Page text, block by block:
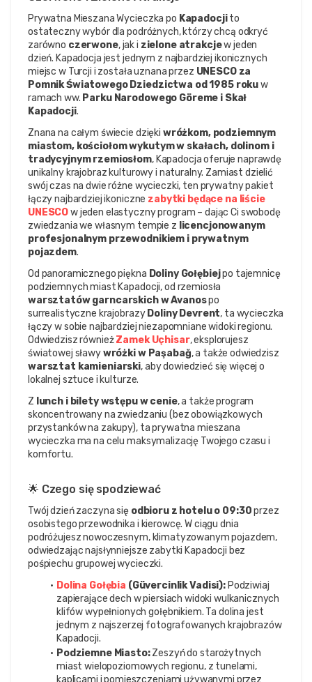
Prywatna Mieszana Wycieczka po Kapadocji to
ostateczny wybór dla podróżnych, którzy chcą odkryć
zarówno czerwone, jak i zielone atrakcje w jeden
dzień. Kapadocja jest jednym z najbardziej ikonicznych
miejsc w Turcji i została uznana przez UNESCO za
Pomnik Światowego Dziedzictwa od 1985 roku w
ramach ww. Parku Narodowego Göreme i Skał
Kapadocji.
Znana na całym świecie dzięki wróżkom, podziemnym
miastom, kościołom wykutym w skałach, dolinom i
tradycyjnym rzemiosłom, Kapadocja oferuje naprawdę
unikalny krajobraz kulturowy i naturalny. Zamiast dzielić
swój czas na dwie różne wycieczki, ten prywatny pakiet
łączy najbardziej ikoniczne zabytki będące na liście
UNESCO w jeden elastyczny program – dając Ci swobodę
zwiedzania we własnym tempie z licencjonowanym
profesjonalnym przewodnikiem i prywatnym
pojazdem.
Od panoramicznego piękna Doliny Gołębiej po tajemnicę
warsztatów garncarskich w Avanos po
surrealistyczne krajobrazy Doliny Devrent, ta wycieczka
łączy w sobie najbardziej niezapomniane widoki regionu.
Odwiedzisz również Zamek Uçhisar, eksplorujesz
światowej sławy wróżki w Paşabağ
warsztat kamieniarski, aby dowiedzieć się więcej o
lokalnej sztuce i kulturze.
Z lunch i bilety wstępu w cenie, a także program
skoncentrowany na zwiedzaniu (bez obowiązkowych
przystanków na zakupy), ta prywatna mieszana
wycieczka ma na celu maksymalizację Twojego czasu i
komfortu.
🌟 Czego się spodziewać
Twój dzień zaczyna się odbioru z hotelu o 09:30 przez
osobistego przewodnika i kierowcę. W ciągu dnia
podróżujesz nowoczesnym, klimatyzowanym pojazdem,
odwiedzając najsłynniejsze zabytki Kapadocji bez
pośpiechu grupowej wycieczki.
Dolina Gołębia (Güvercinlik Vadisi): Podziwiaj
zapierające dech w piersiach widoki wulkanicznych
klifów wypełnionych gołębnikiem. Ta dolina jest
jednym z najszerzej fotografowanych krajobrazów
Kapadocji.
Podziemne Miasto: Zeszyń do starożytnych
miast wielopoziomowych regionu, z tunelami,
kaplicami i pomieszczeniami używanymi przez